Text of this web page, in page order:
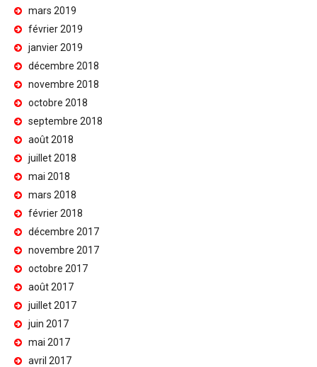
mars 2019
février 2019
janvier 2019
décembre 2018
novembre 2018
octobre 2018
septembre 2018
août 2018
juillet 2018
mai 2018
mars 2018
février 2018
décembre 2017
novembre 2017
octobre 2017
août 2017
juillet 2017
juin 2017
mai 2017
avril 2017